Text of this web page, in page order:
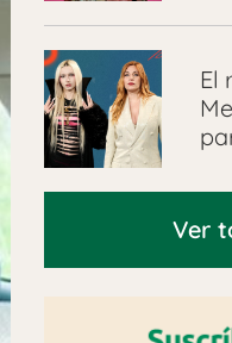
El
Ver